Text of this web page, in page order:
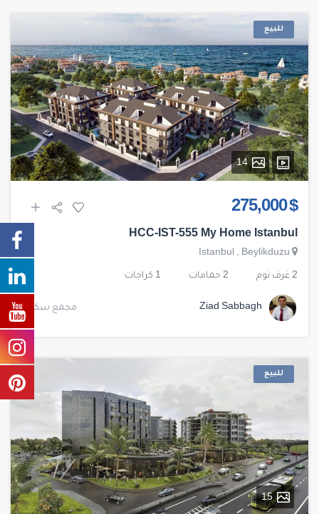
للبيع
14
$ 275,000
HCC-IST-555 My Home Istanbul
Istanbul , Beylikduzu
2 غرف نوم 2 حمامات 1 كراجات
Ziad Sabbagh مجمع سكني
للبيع
15